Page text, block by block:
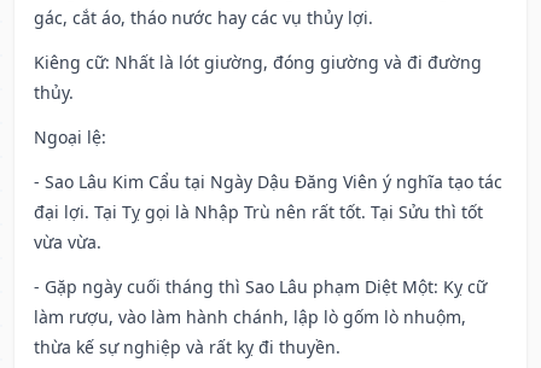
gác, cắt áo, tháo nước hay các vụ thủy lợi.
Kiêng cữ: Nhất là lót giường, đóng giường và đi đường
thủy.
Ngoại lệ:
- Sao Lâu Kim Cẩu tại Ngày Dậu Đăng Viên ý nghĩa tạo tác
đại lợi. Tại Tỵ gọi là Nhập Trù nên rất tốt. Tại Sửu thì tốt
vừa vừa.
- Gặp ngày cuối tháng thì Sao Lâu phạm Diệt Một: Kỵ cữ
làm rượu, vào làm hành chánh, lập lò gốm lò nhuộm,
thừa kế sự nghiệp và rất kỵ đi thuyền.